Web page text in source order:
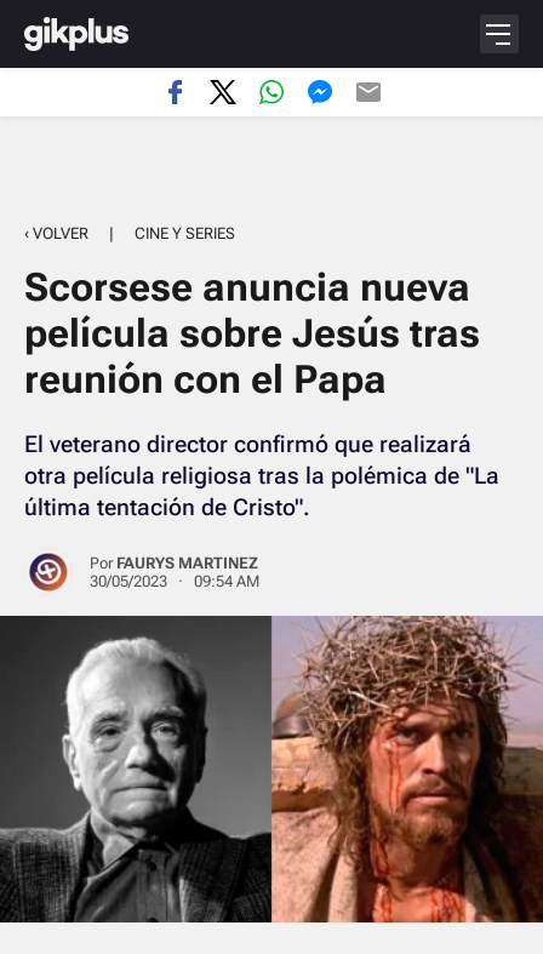
‹ VOLVER | CINE Y SERIES
Scorsese anuncia nueva
película sobre Jesús tras
reunión con el Papa
El veterano director confirmó que realizará
otra película religiosa tras la polémica de "La
última tentación de Cristo".
Por FAURYS MARTINEZ
30/05/2023 · 09:54 AM